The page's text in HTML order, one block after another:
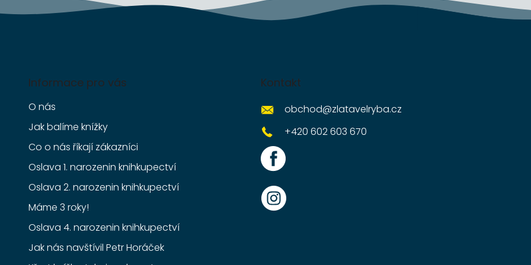
Informace pro vás
O nás
Jak balíme knížky
Co o nás říkají zákazníci
Oslava 1. narozenin knihkupectví
Oslava 2. narozenin knihkupectví
Máme 3 roky!
Oslava 4. narozenin knihkupectví
Jak nás navštívil Petr Horáček
Kontakt
obchod@zlatavelryba.cz
+420 602 603 670